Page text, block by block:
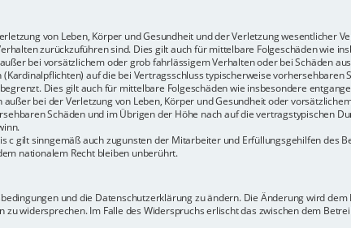
von Leben, Körper und Gesundheit und der Verletzung wesentlicher
zurückzuführen sind. Dies gilt auch für mittelbare Folgeschäden wie
bei vorsätzlichem oder grob fahrlässigem Verhalten oder bei Schäden
auf die bei Vertragsschluss typischerweise vorhersehbaren
Dies gilt auch für mittelbare Folgeschäden wie insbesondere
bei der Verletzung von Leben, Körper und Gesundheit oder
Schäden und im Übrigen der Höhe nach auf die vertragstypischen
c gilt sinngemäß auch zugunsten der Mitarbeiter und Erfüllungsgehilfen des
nationalem Recht bleiben unberührt.
und die Datenschutzerklärung zu ändern. Die Änderung wird
zu widersprechen. Im Falle des Widerspruchs erlischt das zwischen dem